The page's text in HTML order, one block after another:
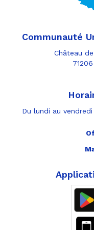
Communauté
Château
Du lundi au